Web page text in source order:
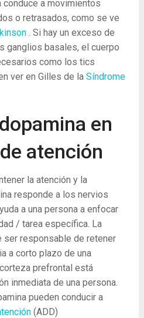
a movimientos
o retrasados, como se ve
. Si hay un exceso de
ganglios basales, el cuerpo
como los tics
ver en Gilles de la Síndrome
en
atención
la atención y la
responde a los nervios
a una persona a enfocar
/ tarea específica. La
ser responsable de retener
a corto plazo de una
prefrontal está
inmediata de una persona.
pueden conducir a
(ADD)